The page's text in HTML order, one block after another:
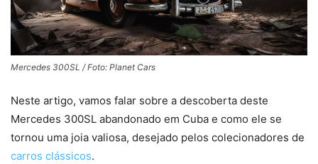
Mercedes 300SL / Foto: Planet Cars
Neste artigo, vamos falar sobre a descoberta deste
Mercedes 300SL abandonado em Cuba e como ele se
tornou uma joia valiosa, desejado pelos colecionadores de
carros clássicos.